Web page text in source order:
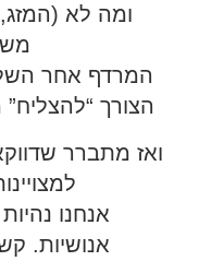
ומה לא
המרדף אחר
הצורך
ואז מתברר
אנחנו
אנושיות.